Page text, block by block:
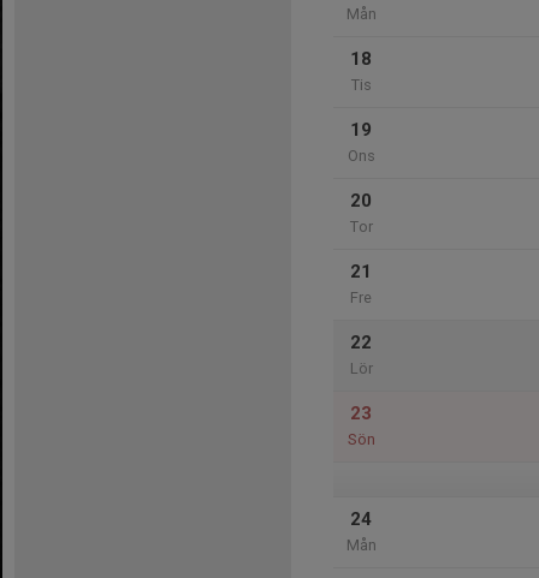
Mån
18
Tis
19
Ons
20
Tor
21
Fre
22
Lör
23
Sön
24
Mån